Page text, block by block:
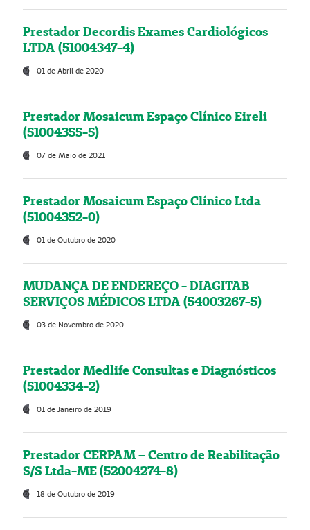
Prestador Decordis Exames Cardiológicos
LTDA (51004347-4)
01 de Abril de 2020
Prestador Mosaicum Espaço Clínico Eireli
(51004355-5)
07 de Maio de 2021
Prestador Mosaicum Espaço Clínico Ltda
(51004352-0)
01 de Outubro de 2020
MUDANÇA DE ENDEREÇO - DIAGITAB
SERVIÇOS MÉDICOS LTDA (54003267-5)
03 de Novembro de 2020
Prestador Medlife Consultas e Diagnósticos
(51004334-2)
01 de Janeiro de 2019
Prestador CERPAM – Centro de Reabilitação
S/S Ltda-ME (52004274-8)
18 de Outubro de 2019